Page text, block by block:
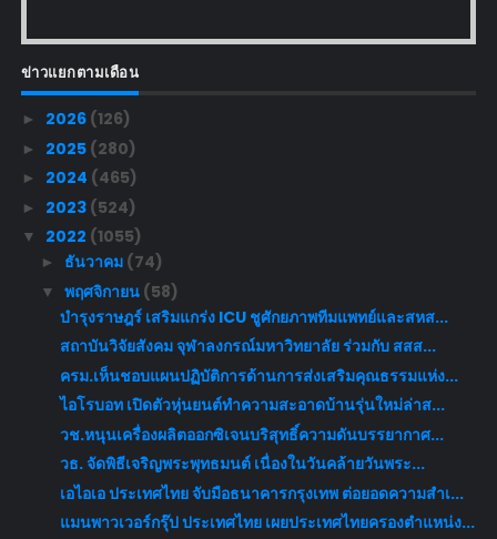
ข่าวแยกตามเดือน
► 2026 (126)
► 2025 (280)
► 2024 (465)
► 2023 (524)
▼ 2022 (1055)
► ธันวาคม (74)
▼ พฤศจิกายน (58)
บำรุงราษฎร์ เสริมแกร่ง ICU ชูศักยภาพทีมแพทย์และสหส...
สถาบันวิจัยสังคม จุฬาลงกรณ์มหาวิทยาลัย ร่วมกับ สสส...
ครม.เห็นชอบแผนปฏิบัติการด้านการส่งเสริมคุณธรรมแห่ง...
ไอโรบอท เปิดตัวหุ่นยนต์ทำความสะอาดบ้านรุ่นใหม่ล่าส...
วช.หนุนเครื่องผลิตออกซิเจนบริสุทธิ์ความดันบรรยากาศ...
วธ. จัดพิธีเจริญพระพุทธมนต์ เนื่องในวันคล้ายวันพระ...
เอไอเอ ประเทศไทย จับมือธนาคารกรุงเทพ ต่อยอดความสำเ...
แมนพาวเวอร์กรุ๊ป ประเทศไทย เผยประเทศไทยครองตำแหน่ง...